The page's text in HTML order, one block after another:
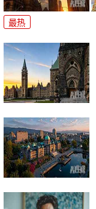
最热